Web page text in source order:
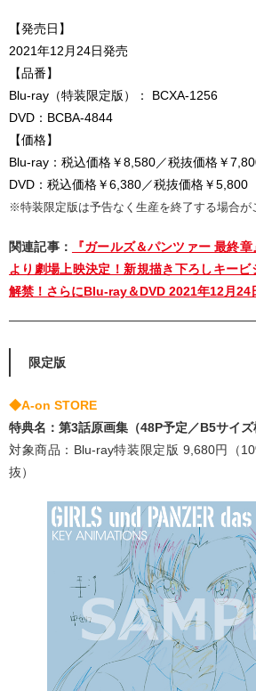
【発売日】
2021年12月24日発売
【品番】
Blu-ray（特装限定版）： BCXA-1256
DVD：BCBA-4844
【価格】
Blu-ray：税込価格￥8,580／税抜価格￥
DVD：税込価格￥6,380／税抜価格￥5,800
※特装限定版は予告なく生産を終了する場合が
関連記事：
『ガールズ＆パンツァー 最終
より劇場上映決定！新規描き下ろしキー
解禁！さらにBlu-ray＆DVD 2021年12月24
限定版
◆A-on STORE
特典名：第3話原画集（48P予定／B5サイズ
対象商品：Blu-ray特装限定版 9,680円（
抜）